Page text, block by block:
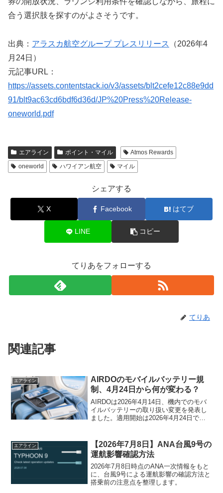
合う選択肢を探すのがよさそうです。
出典： アラスカ航空グループ プレスリリース
（2026年4
月24日）
元記事URL：
https://assets.contentstack.io/v3/assets/blt2cefe12c88e9dd
91/blt9ac63cd6bdf6d36d/JP%20Press%20Release-
oneworld.pdf
エアライン ポイント・マイル
Atmos Rewards
oneworld
ハワイアン航空 マイル
シェアする
X Facebook はてブ
LINE コピー
てりあをフォローする
てりあ
関連記事
エアライン
AIRDOのモバイルバッテリー規
制、4月24日から何が変わる？
AIRDOは2026年4月14日、機内でのモバ
イルバッテリーの取り扱い変更を発表し
ました。適用開始は2026年4月24日で
に把握しておく価値があります。変更内
容の要点機...
エアライン
【2026年7月8日】ANA台風9号の
運航影響確認方法
2026年7月8日時点のANA一次情報をもと
に、台風9号による運航影響の確認方法と
搭乗前の注意点を整理します。